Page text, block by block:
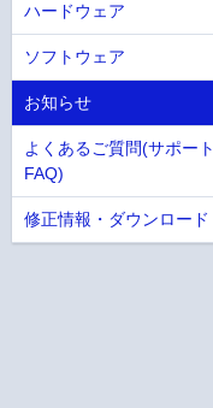
ハードウェア
ソフトウェア
お知らせ
よくあるご質問(サポート
FAQ)
修正情報・ダウンロード